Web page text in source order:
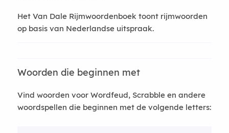
Het Van Dale Rijmwoordenboek toont rijmwoorden
op basis van Nederlandse uitspraak.
Woorden die beginnen met
Vind woorden voor Wordfeud, Scrabble en andere
woordspellen die beginnen met de volgende letters: